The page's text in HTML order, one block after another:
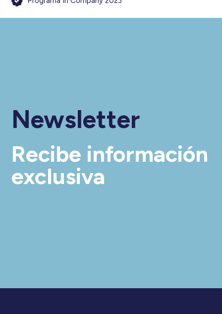
Newsletter
Recibe información
exclusiva